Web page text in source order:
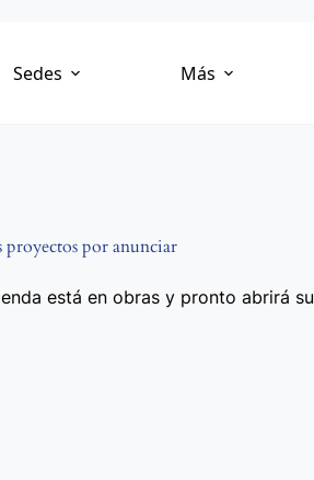
Sedes Más
proyectos por anunciar
está en obras y pronto abrirá